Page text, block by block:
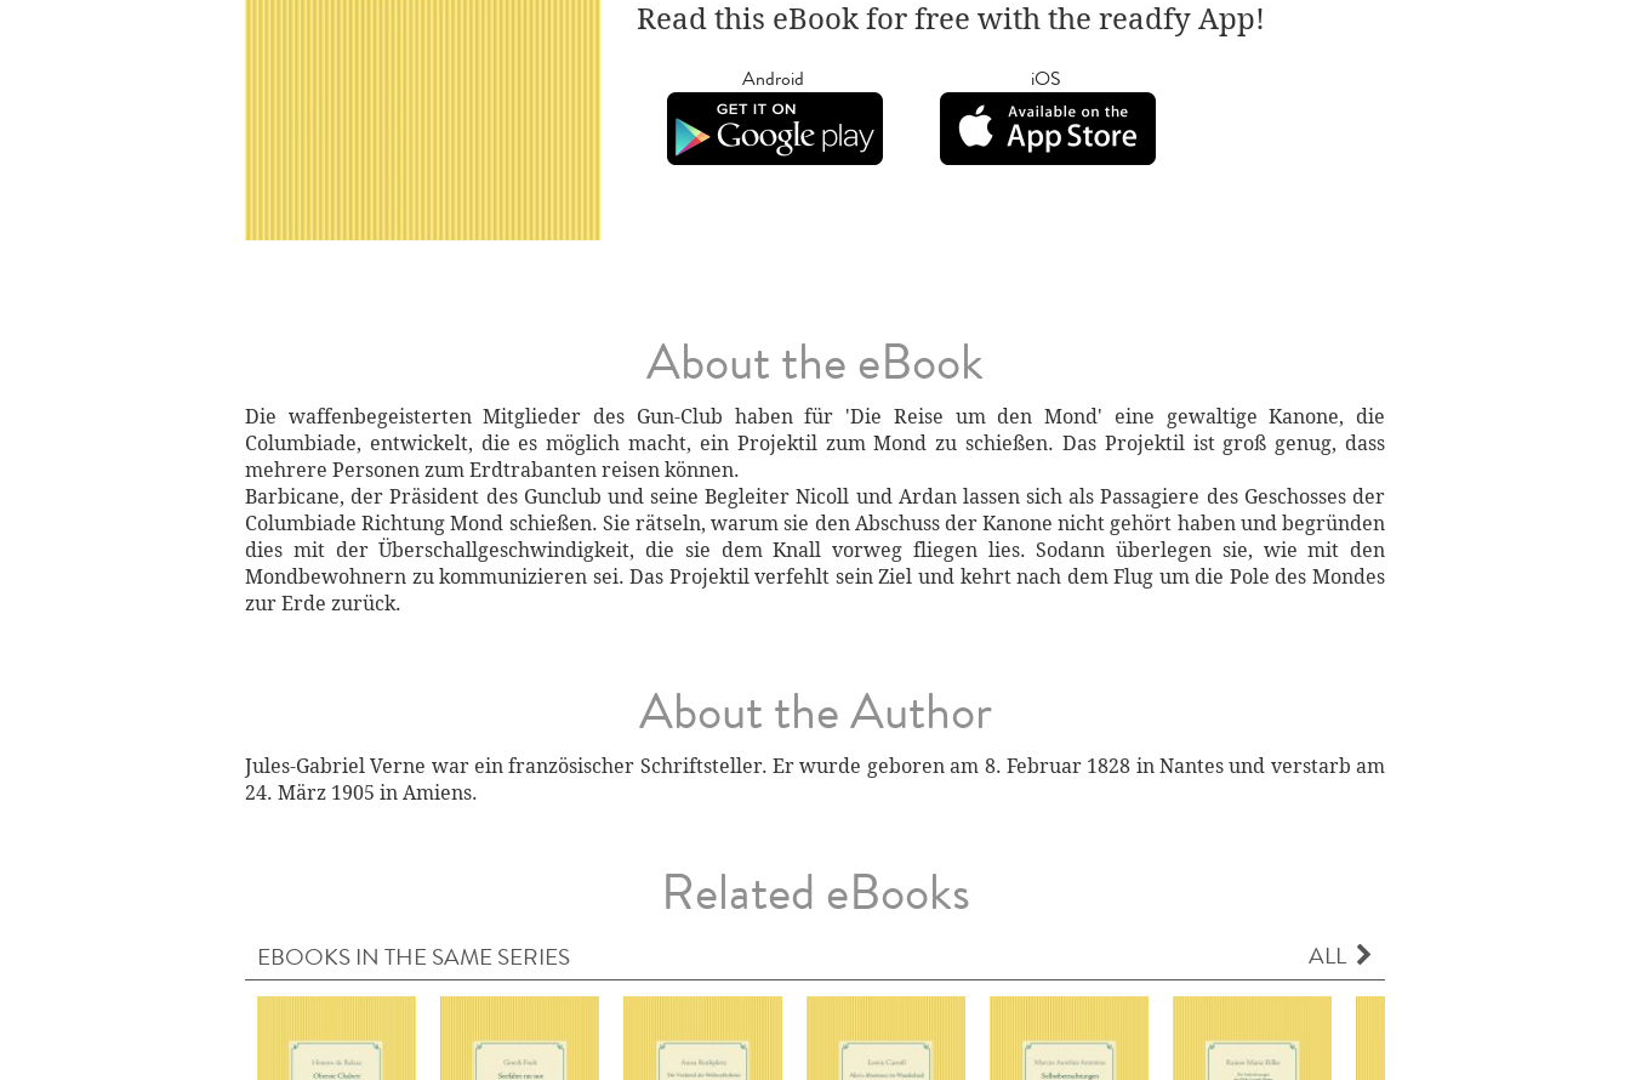
Read this eBook for free with the readfy App!
Android iOS
About the eBook
Die waffenbegeisterten Mitglieder des Gun-Club haben für 'Die Reise um den Mond' eine gewaltige Kanone, die
Columbiade, entwickelt, die es möglich macht, ein Projektil zum Mond zu schießen. Das Projektil ist groß genug, dass
mehrere Personen zum Erdtrabanten reisen können.
Barbicane, der Präsident des Gunclub und seine Begleiter Nicoll und Ardan lassen sich als Passagiere des Geschosses der
Columbiade Richtung Mond schießen. Sie rätseln, warum sie den Abschuss der Kanone nicht gehört haben und begründen
dies mit der Überschallgeschwindigkeit, die sie dem Knall vorweg fliegen lies. Sodann überlegen sie, wie mit den
Mondbewohnern zu kommunizieren sei. Das Projektil verfehlt sein Ziel und kehrt nach dem Flug um die Pole des Mondes
zur Erde zurück.
About the Author
Jules-Gabriel Verne war ein französischer Schriftsteller. Er wurde geboren am 8. Februar 1828 in Nantes und verstarb am
24. März 1905 in Amiens.
Related eBooks
EBOOKS IN THE SAME SERIES ALL